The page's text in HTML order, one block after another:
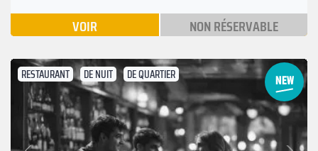
VOIR NON RÉSERVABLE
RESTAURANT DE NUIT DE QUARTIER
Suivant